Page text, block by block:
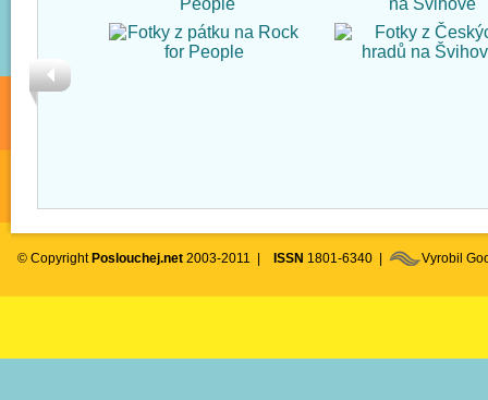
© Copyright Poslouchej.net 2003-2011 | ISSN 1801-6340 | Vyrobil